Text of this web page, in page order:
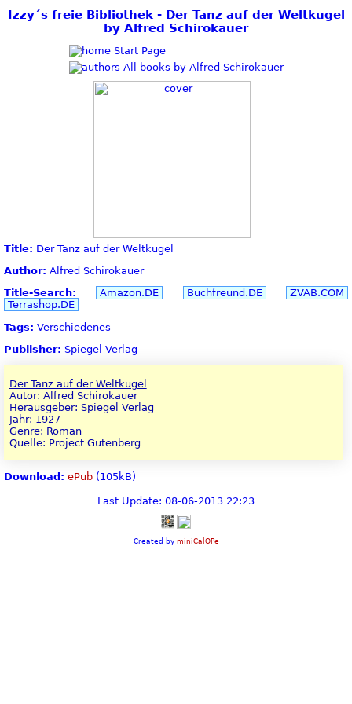
Izzy´s freie Bibliothek - Der Tanz auf der Weltkugel
by Alfred Schirokauer
Start Page
All books by Alfred Schirokauer
Title: Der Tanz auf der Weltkugel
Author: Alfred Schirokauer
Title-Search:
Amazon.DE Buchfreund.DE
ZVAB.COM
Terrashop.DE
Tags: Verschiedenes
Publisher: Spiegel Verlag
Der Tanz auf der Weltkugel
Autor: Alfred Schirokauer
Herausgeber: Spiegel Verlag
Jahr: 1927
Genre: Roman
Quelle: Project Gutenberg
Download: ePub (105kB)
Last Update: 08-06-2013 22:23
Created by miniCalOPe